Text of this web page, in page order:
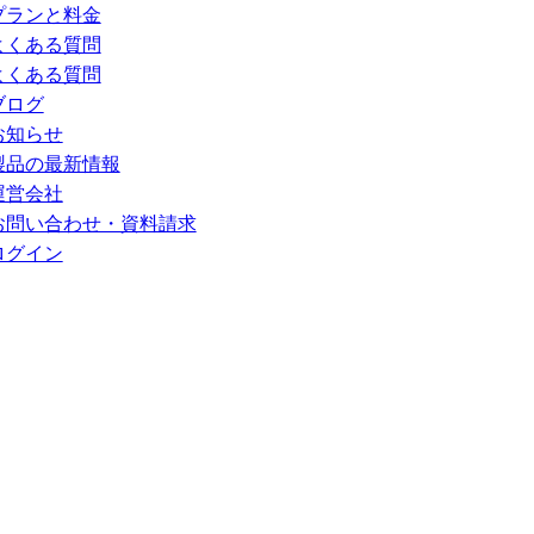
ランと料金
くある質問
くある質問
ログ
知らせ
品の最新情報
営会社
問い合わせ・資料請求
グイン